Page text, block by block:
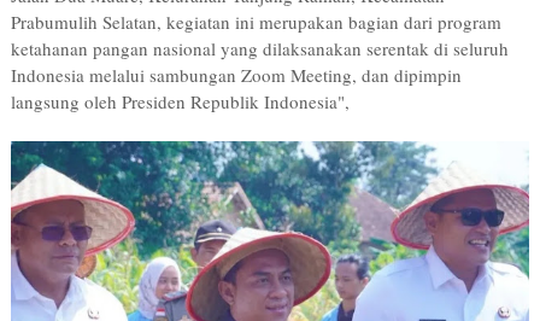
Prabumulih Selatan, kegiatan ini merupakan bagian dari program
ketahanan pangan nasional yang dilaksanakan serentak di seluruh
Indonesia melalui sambungan Zoom Meeting, dan dipimpin
langsung oleh Presiden Republik Indonesia",